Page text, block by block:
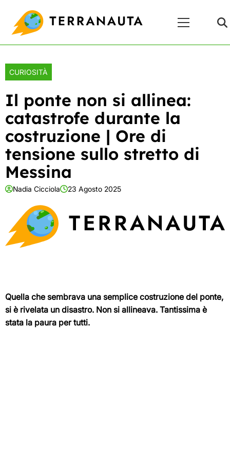
content
Principale
CURIOSITÀ
Il ponte non si allinea:
catastrofe durante la
costruzione | Ore di
tensione sullo stretto di
Messina
Nadia Cicciola 23 Agosto 2025
Quella che sembrava una semplice costruzione del ponte,
si è rivelata un disastro. Non si allineava. Tantissima è
stata la paura per tutti.